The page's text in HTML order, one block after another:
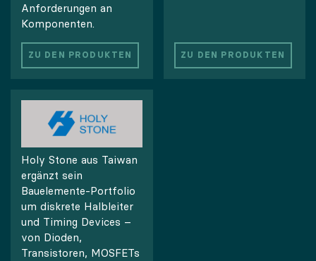
Anforderungen an
Komponenten.
ZU DEN PRODUKTEN ZU DEN PRODUKTEN
Holy Stone aus Taiwan
ergänzt sein
Bauelemente-Portfolio
um diskrete Halbleiter
und Timing Devices –
von Dioden,
Transistoren, MOSFETs